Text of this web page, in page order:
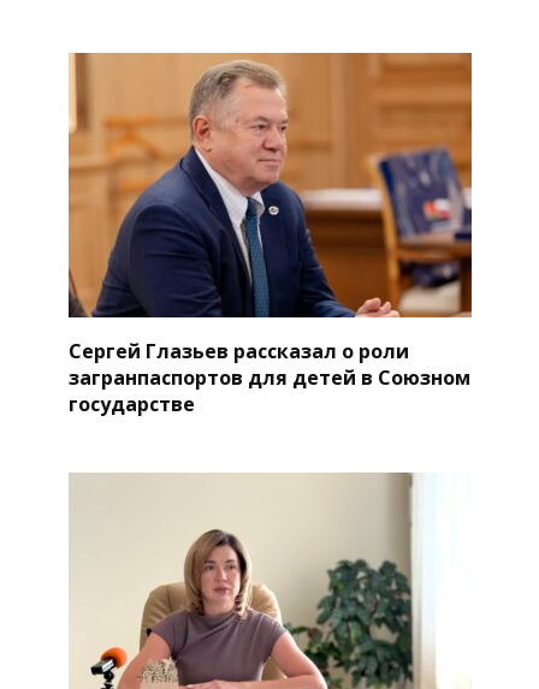
Сергей Глазьев рассказал о роли
загранпаспортов для детей в Союзном
государстве